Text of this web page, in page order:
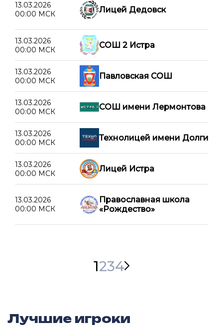
13.03.2026
00:00 МСК
Лицей Дедовск
13.03.2026
00:00 МСК
СОШ 2 Истра
13.03.2026
00:00 МСК
Павловская СОШ
13.03.2026
00:00 МСК
СОШ имени Лермонтова
13.03.2026
00:00 МСК
Технолицей имени Долгих
13.03.2026
00:00 МСК
Лицей Истра
13.03.2026
00:00 МСК
Православная школа
«Рождество»
1234
Лучшие игроки